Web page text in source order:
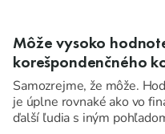
Môže vysoko
korešpondenčného
Samozrejme, že môže.
je úplne rovnaké ako vo
ďalší ľudia s iným